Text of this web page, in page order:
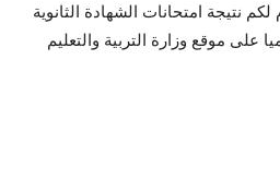
نتيجة امتحانات الشهادة الثانوية
رسميا على موقع وزارة التربية والتعليم